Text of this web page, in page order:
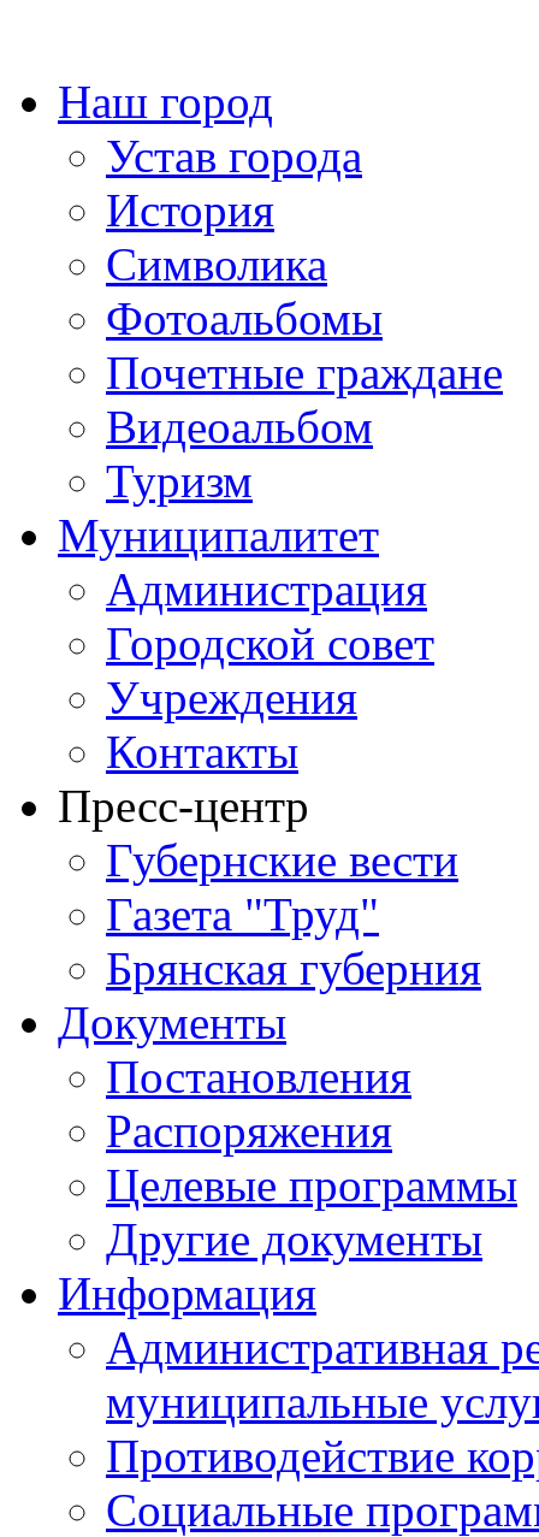
Наш город
Устав города
История
Символика
Фотоальбомы
Почетные граждане
Видеоальбом
Туризм
Муниципалитет
Администрация
Городской совет
Учреждения
Контакты
Пресс-центр
Губернские вести
Газета "Труд"
Брянская губерния
Документы
Постановления
Распоряжения
Целевые программы
Другие документы
Информация
Административная
муниципальные
Противодействие
Социальные